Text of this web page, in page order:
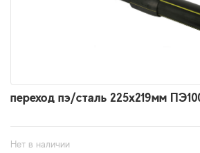
переход пэ/сталь 225х219мм
Нет в наличии